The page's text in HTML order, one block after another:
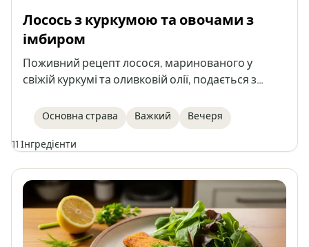
Лосось з куркумою та овочами з
імбиром
Поживний рецепт лосося, маринованого у
свіжій куркумі та оливковій олії, подається з
зміцнює імунітет, роблячи вечерю смачною та
корисною.
Основна страва Важкий Вечеря
11 Інгредієнти